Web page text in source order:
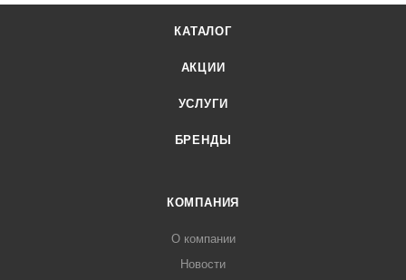
КАТАЛОГ
АКЦИИ
УСЛУГИ
БРЕНДЫ
КОМПАНИЯ
О компании
Новости